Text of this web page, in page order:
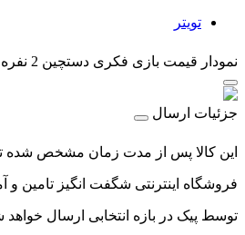
تویتر
نمودار قیمت بازی فکری دستچین 2 نفره بازیتا 48
جزئیات ارسال
این کالا پس از مدت زمان مشخص شده
فروشگاه اینترنتی شگفت انگیز تامین و
توسط پیک در بازه انتخابی ارسال خواهد